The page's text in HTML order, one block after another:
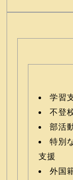
学習
不登
部活
特別
支援
外国